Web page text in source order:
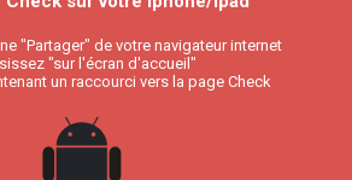
"Partager" de votre navigateur internet
"sur l'écran d'accueil"
un raccourci vers la page Check